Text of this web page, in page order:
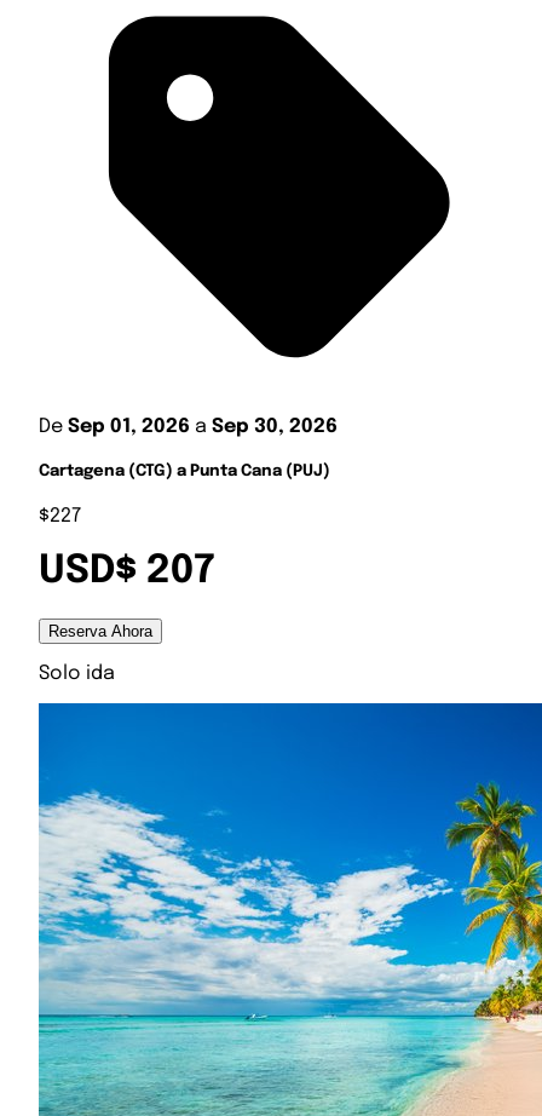
De Sep 01, 2026 a Sep 30, 2026
Cartagena (CTG) a Punta Cana (PUJ)
$227
USD$ 207
Reserva Ahora
Solo ida